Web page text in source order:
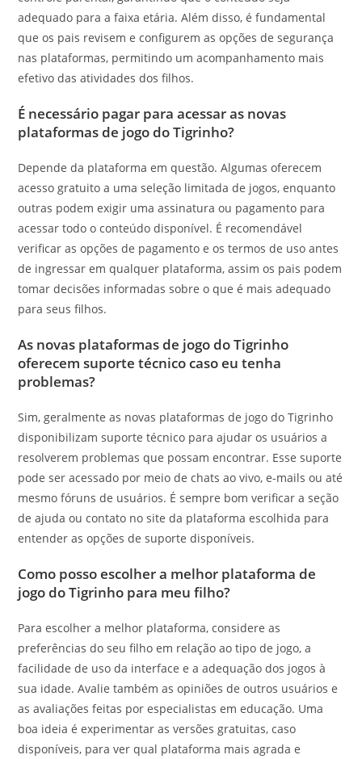
adequado para a faixa etária. Além disso, é fundamental
que os pais revisem e configurem as opções de segurança
nas plataformas, permitindo um acompanhamento mais
efetivo das atividades dos filhos.
É necessário pagar para acessar as novas
plataformas de jogo do Tigrinho?
Depende da plataforma em questão. Algumas oferecem
acesso gratuito a uma seleção limitada de jogos, enquanto
outras podem exigir uma assinatura ou pagamento para
acessar todo o conteúdo disponível. É recomendável
verificar as opções de pagamento e os termos de uso antes
de ingressar em qualquer plataforma, assim os pais podem
tomar decisões informadas sobre o que é mais adequado
para seus filhos.
As novas plataformas de jogo do Tigrinho
oferecem suporte técnico caso eu tenha
problemas?
Sim, geralmente as novas plataformas de jogo do Tigrinho
disponibilizam suporte técnico para ajudar os usuários a
resolverem problemas que possam encontrar. Esse suporte
pode ser acessado por meio de chats ao vivo, e-mails ou até
mesmo fóruns de usuários. É sempre bom verificar a seção
de ajuda ou contato no site da plataforma escolhida para
entender as opções de suporte disponíveis.
Como posso escolher a melhor plataforma de
jogo do Tigrinho para meu filho?
Para escolher a melhor plataforma, considere as
preferências do seu filho em relação ao tipo de jogo, a
facilidade de uso da interface e a adequação dos jogos à
sua idade. Avalie também as opiniões de outros usuários e
as avaliações feitas por especialistas em educação. Uma
boa ideia é experimentar as versões gratuitas, caso
disponíveis, para ver qual plataforma mais agrada e